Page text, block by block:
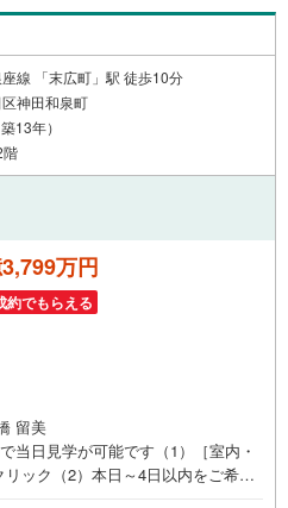
線 「末広町」駅 徒歩10分
神田和泉町
13年）
階
万円
約でもらえる
留美
当日見学が可能です（1）［室内・
ック（2）本日～4日以内をご希望